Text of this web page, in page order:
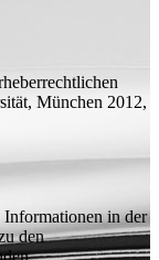
München 2012,
Informationen in der
den